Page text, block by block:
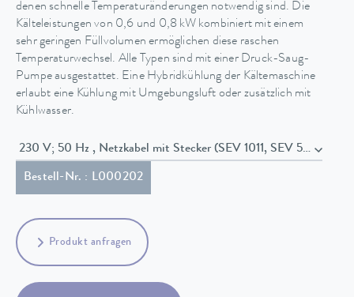
denen schnelle Temperaturänderungen notwendig sind. Die
Kälteleistungen von 0,6 und 0,8 kW kombiniert mit einem
sehr geringen Füllvolumen ermöglichen diese raschen
Temperaturwechsel. Alle Typen sind mit einer Druck-Saug-
Pumpe ausgestattet. Eine Hybridkühlung der Kältemaschine
erlaubt eine Kühlung mit Umgebungsluft oder zusätzlich mit
Kühlwasser.
230 V; 50 Hz , Netzkabel mit Stecker (SEV 1011, SEV 5934/2,
Bestell-Nr. : L000202
Produkt anfragen